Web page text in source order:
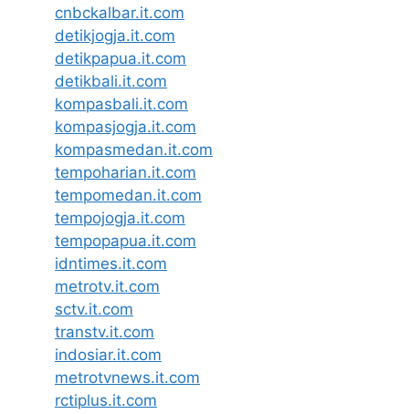
cnbckalbar.it.com
detikjogja.it.com
detikpapua.it.com
detikbali.it.com
kompasbali.it.com
kompasjogja.it.com
kompasmedan.it.com
tempoharian.it.com
tempomedan.it.com
tempojogja.it.com
tempopapua.it.com
idntimes.it.com
metrotv.it.com
sctv.it.com
transtv.it.com
indosiar.it.com
metrotvnews.it.com
rctiplus.it.com